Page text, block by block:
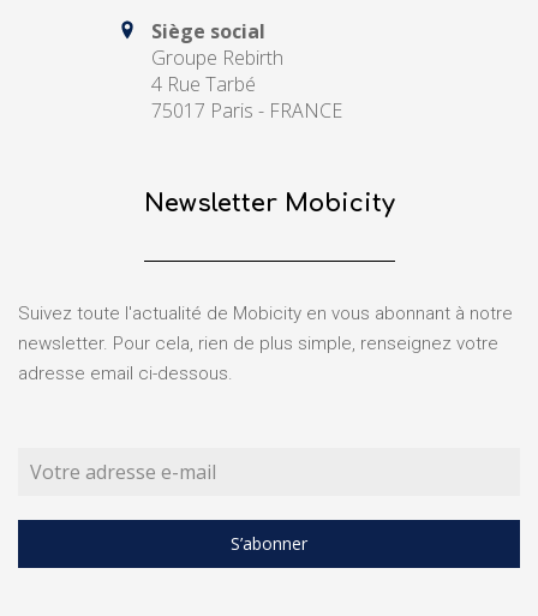
Siège social
Groupe Rebirth
4 Rue Tarbé
75017 Paris - FRANCE
Newsletter Mobicity
Suivez toute l'actualité de Mobicity en vous abonnant à notre
newsletter. Pour cela, rien de plus simple, renseignez votre
adresse email ci-dessous.
S’abonner